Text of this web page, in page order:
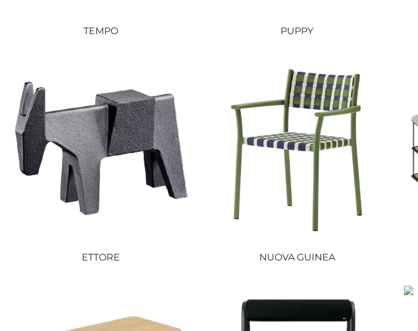
TEMPO PUPPY
ETTORE NUOVA GUINEA